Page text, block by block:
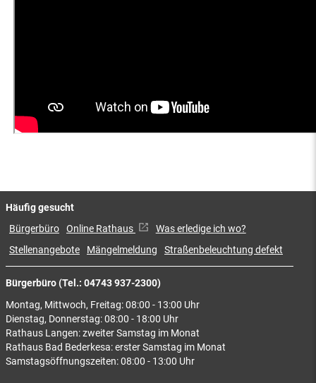
Bürgerbüro (Tel.: 04743 937-2300)
Montag, Mittwoch, Freitag: 08:00 - 13:00 Uhr
Dienstag, Donnerstag: 08:00 - 18:00 Uhr
Rathaus Langen: zweiter Samstag im Monat
Rathaus Bad Bederkesa: erster Samstag im Monat
Samstagsöffnungszeiten: 08:00 - 13:00 Uhr
Häufig gesucht
Bürgerbüro Online Rathaus
Was erledige ich wo?
Stellenangebote
Mängelmeldung Straßenbeleuchtung defekt